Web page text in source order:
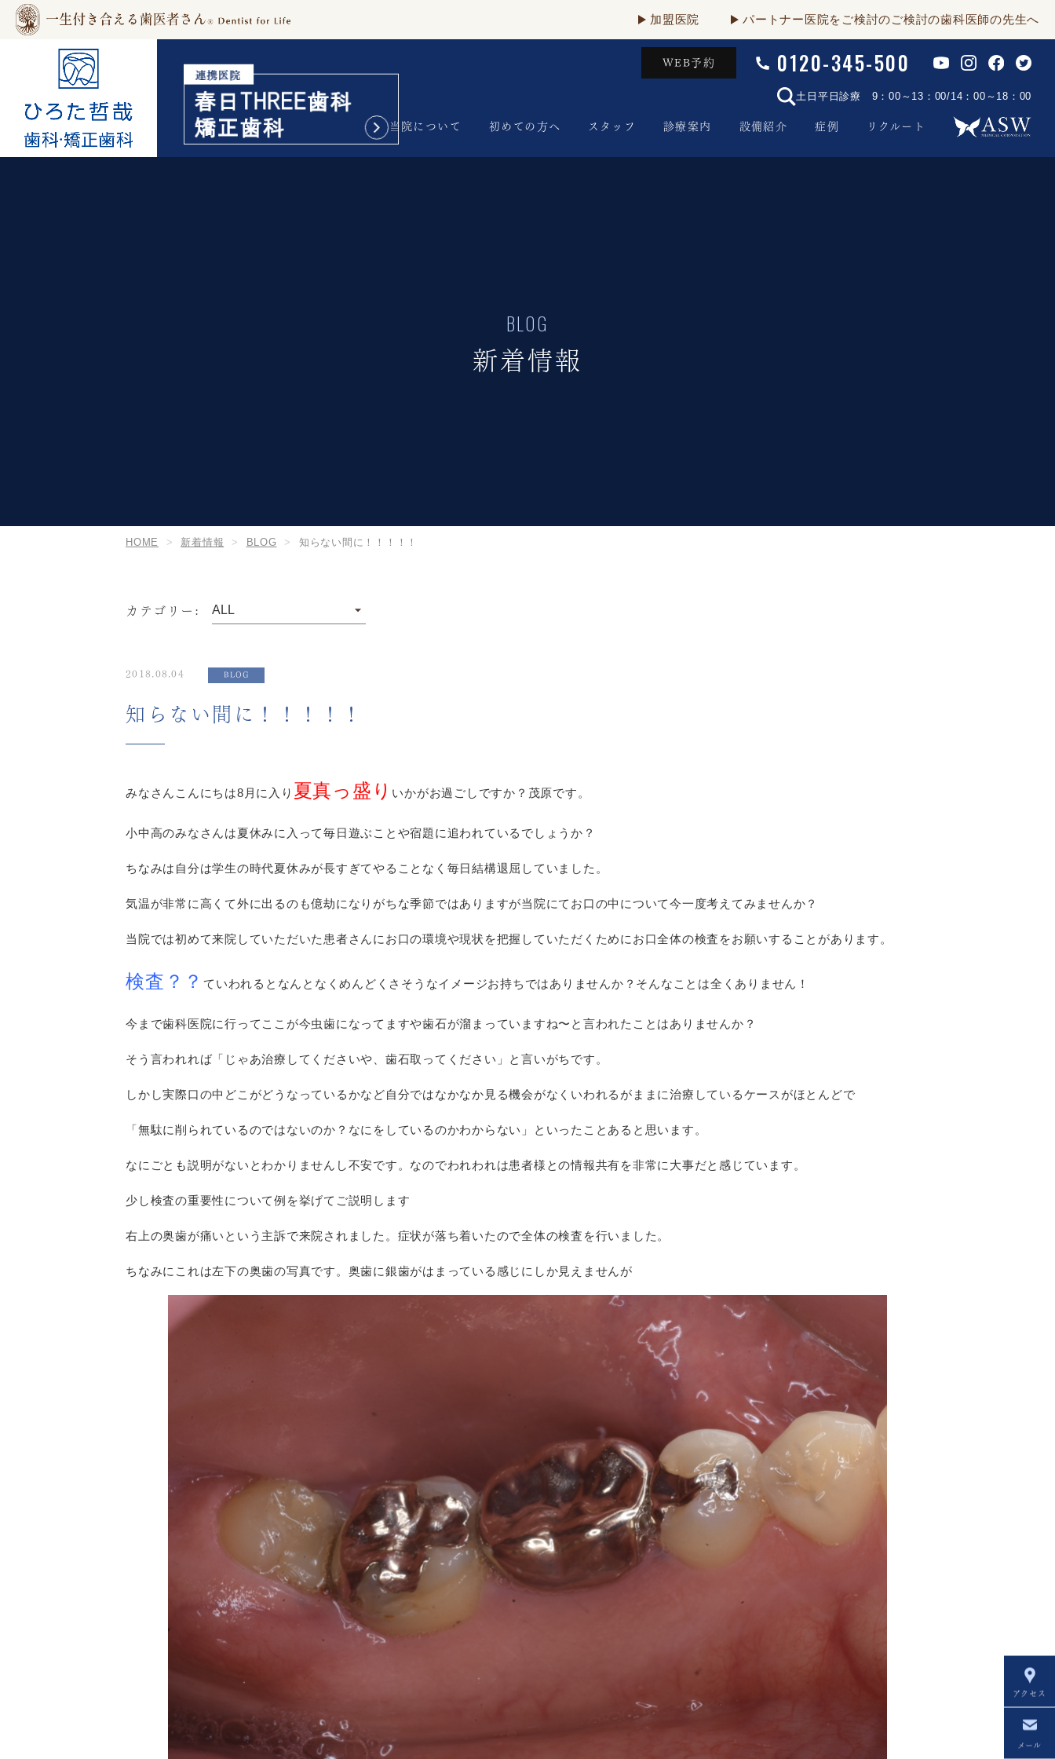
加盟医院 パートナー医院をご検討のご検討の歯科医師の先生へ
WEB予約 0120-345-500
土日平日診療 9：00～13：00/14：00～18：00
当院について 初めての方へ スタッフ 診療案内 設備紹介 症例 リクルート
アクセス
メール
BLOG
新着情報
HOME 新着情報 BLOG 知らない間に！！！！！
カテゴリー:
2018.08.04 BLOG
知らない間に！！！！！
みなさんこんにちは8月に入り 夏真っ盛り いかがお過ごしですか？茂原です。
小中高のみなさんは夏休みに入って毎日遊ぶことや宿題に追われているでしょうか？
ちなみは自分は学生の時代夏休みが長すぎてやることなく毎日結構退屈していました。
気温が非常に高くて外に出るのも億劫になりがちな季節ではありますが当院にてお口の中について今一度考えてみませんか？
当院では初めて来院していただいた患者さんにお口の環境や現状を把握していただくためにお口全体の検査をお願いすることがあります。
検査？？ ていわれるとなんとなくめんどくさそうなイメージお持ちではありませんか？そんなことは全くありません！
今まで歯科医院に行ってここが今虫歯になってますや歯石が溜まっていますね〜と言われたことはありませんか？
そう言われれば「じゃあ治療してくださいや、歯石取ってください」と言いがちです。
しかし実際口の中どこがどうなっているかなど自分ではなかなか見る機会がなくいわれるがままに治療しているケースがほとんどで
「無駄に削られているのではないのか？なにをしているのかわからない」といったことあると思います。
なにごとも説明がないとわかりませんし不安です。なのでわれわれは患者様との情報共有を非常に大事だと感じています。
少し検査の重要性について例を挙げてご説明します
右上の奥歯が痛いという主訴で来院されました。症状が落ち着いたので全体の検査を行いました。
ちなみにこれは左下の奥歯の写真です。奥歯に銀歯がはまっている感じにしか見えませんが